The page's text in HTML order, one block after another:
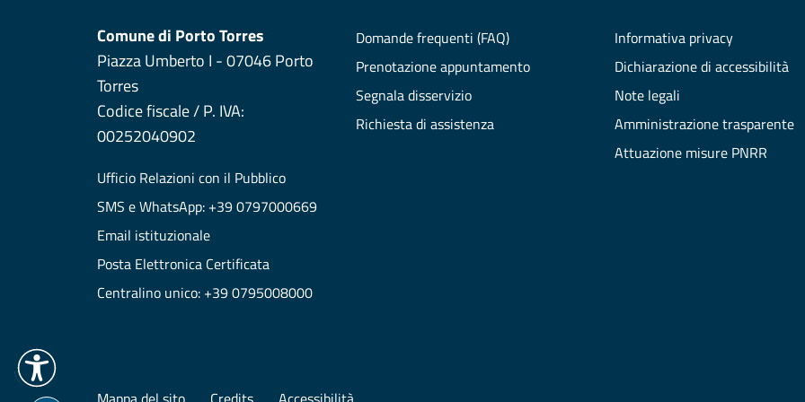
Comune di Porto Torres
Piazza Umberto I - 07046 Porto
Torres
Codice fiscale / P. IVA:
00252040902
Ufficio Relazioni con il Pubblico
SMS e WhatsApp: +39 0797000669
Email istituzionale
Posta Elettronica Certificata
Centralino unico: +39 0795008000
Domande frequenti (FAQ)
Prenotazione appuntamento
Segnala disservizio
Richiesta di assistenza
Informativa privacy
Dichiarazione di accessibilità
Note legali
Amministrazione trasparente
Attuazione misure PNRR